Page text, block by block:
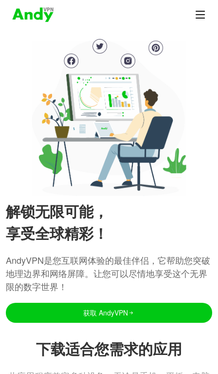
解锁无限可能，
享受全球精彩！
AndyVPN是您互联网体验的最佳伴侣，它帮助您突破
地理边界和网络屏障。让您可以尽情地享受这个无界
限的数字世界！
获取 AndyVPN
下载适合您需求的应用